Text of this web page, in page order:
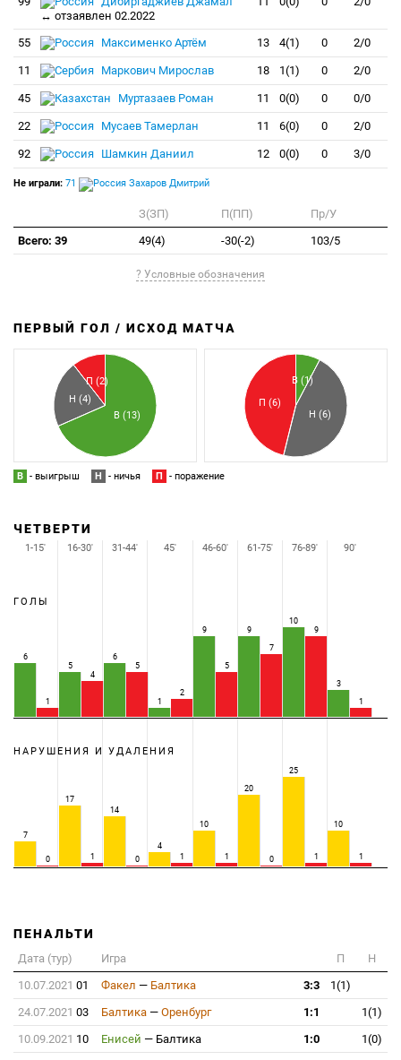
↔ отзаявлен 02.2022
55 Максименко Артём 13 4(1) 0 2/0
11 Маркович Мирослав 18 1(1) 0 2/0
45 Муртазаев Роман 11 0(0) 0 0/0
22 Мусаев Тамерлан 11 6(0) 0 2/0
92 Шамкин Даниил 12 0(0) 0 3/0
Не играли: 71 Захаров Дмитрий
З(ЗП) П(ПП)
Пр/У
Всего: 39
49(4) -30(-2) 103/5
? Условные обозначения
ПЕРВЫЙ ГОЛ / ИСХОД МАТЧА
В (13)
Н (4)
П (2) В (1)
Н (6)
П (6)
В - выигрыш Н - ничья П - поражение
ЧЕТВЕРТИ
ГОЛЫ
6
1
5
4
6
5
1
2
9
5
9
7
10
9
3
1
НАРУШЕНИЯ И УДАЛЕНИЯ
7
0
17
1
14
0
4
1
10
1
20
0
25
1
10
1
1-15' 16-30' 31-44' 45' 46-60' 61-75' 76-89' 90'
ПЕНАЛЬТИ
Дата (тур) Игра П
Н
10.07.2021 01 Факел — Балтика 3:3
1(1)
24.07.2021 03 Балтика — Оренбург 1:1
1(1)
10.09.2021 10 Енисей — Балтика 1:0
1(0)